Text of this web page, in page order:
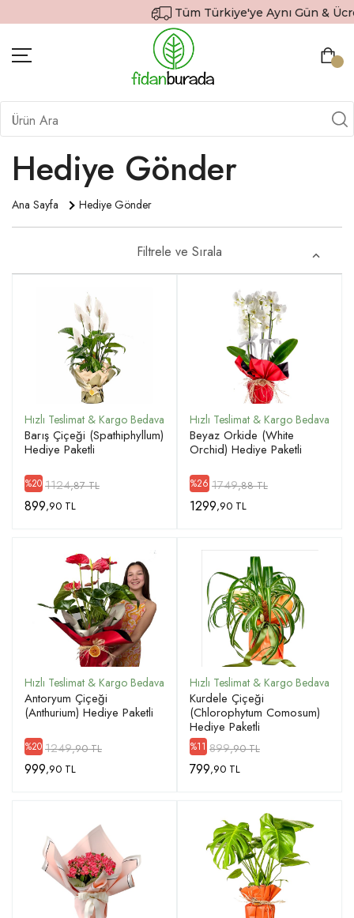
Tüm Türkiye'ye Aynı Gün & Ücretsiz
BITKILER
İÇ MEKAN BITKILERI
DEKORATIF SAKSILI BITKILER
SAKSILAR
HEDIYE GÖNDER
TOPRAK & GÜBRE
SIPARIŞ TAKIP
ÜYE GIRIŞ
Hediye Gönder
Ana Sayfa Hediye Gönder
Filtrele ve Sırala
Barış Çiçeği (Spathiphyllum)
Hediye Paketli
%20 1124,87 TL
899,90 TL
Beyaz Orkide (White
Orchid) Hediye Paketli
%26 1749,88 TL
1299,90 TL
Antoryum Çiçeği
(Anthurium) Hediye Paketli
%20 1249,90 TL
999,90 TL
Kurdele Çiçeği
(Chlorophytum Comosum)
Hediye Paketli
%11 899,90 TL
799,90 TL